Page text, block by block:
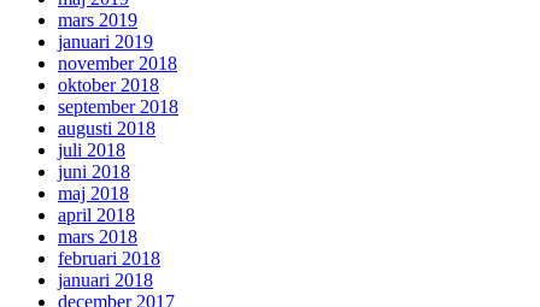
mars 2019
januari 2019
november 2018
oktober 2018
september 2018
augusti 2018
juli 2018
juni 2018
maj 2018
april 2018
mars 2018
februari 2018
januari 2018
december 2017